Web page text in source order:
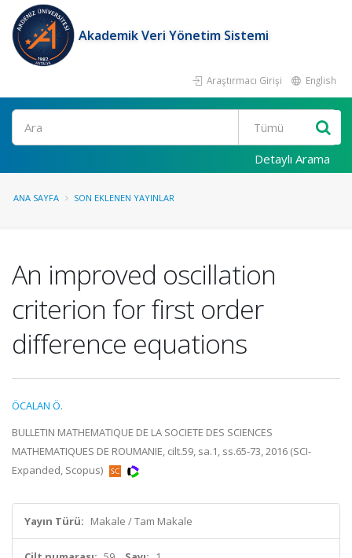
Akademik Veri Yönetim Sistemi
Araştırmacı Girişi English
Ara
Detaylı Arama
ANA SAYFA SON EKLENEN YAYINLAR
An improved oscillation
criterion for first order
difference equations
ÖCALAN Ö.
BULLETIN MATHEMATIQUE DE LA SOCIETE DES SCIENCES
MATHEMATIQUES DE ROUMANIE, cilt.59, sa.1, ss.65-73, 2016 (SCI-
Expanded, Scopus)
Yayın Türü: Makale / Tam Makale